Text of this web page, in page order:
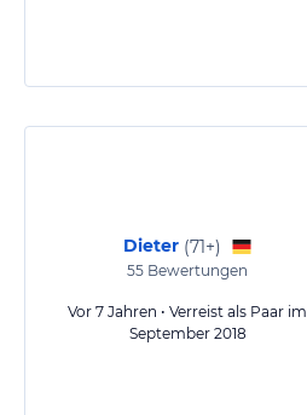
Dieter (71+)
55 Bewertungen
Vor 7 Jahren • Verreist als Paar im
September 2018